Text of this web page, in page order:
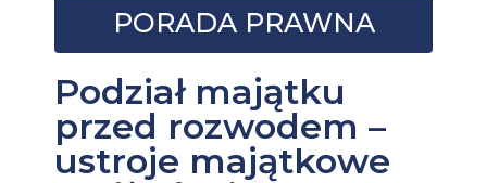
PORADA PRAWNA
Podział majątku
przed rozwodem –
ustroje majątkowe